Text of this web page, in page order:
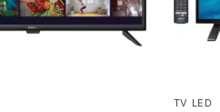
TV LED